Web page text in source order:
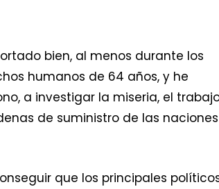
bien, al menos durante los
humanos de 64 años, y he
a investigar la miseria, el
de suministro de las naciones
que los principales